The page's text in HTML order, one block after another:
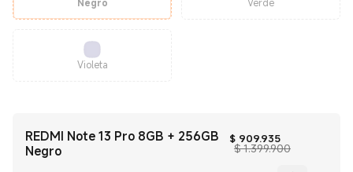
Violeta
REDMI Note 13 Pro 8GB + 256GB
Negro
$ 909.935Current Price
$ 1.399.900Precio de